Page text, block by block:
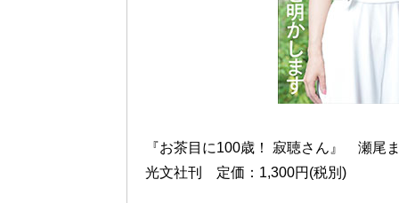
『お茶目に100歳！ 寂聴さん』 瀬尾
光文社刊 定価：1,300円(税別)